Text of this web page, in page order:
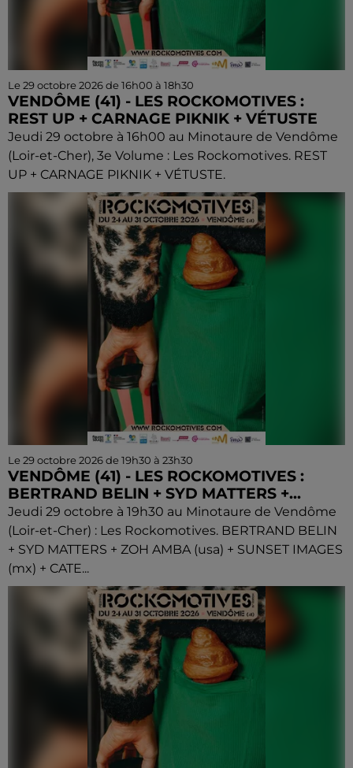
Le 29 octobre 2026 de 16h00 à 18h30
VENDÔME (41) - LES ROCKOMOTIVES :
REST UP + CARNAGE PIKNIK + VÉTUSTE
Jeudi 29 octobre à 16h00 au Minotaure de Vendôme
(Loir-et-Cher), 3e Volume : Les Rockomotives. REST
UP + CARNAGE PIKNIK + VÉTUSTE.
Le 29 octobre 2026 de 19h30 à 23h30
VENDÔME (41) - LES ROCKOMOTIVES :
BERTRAND BELIN + SYD MATTERS +...
Jeudi 29 octobre à 19h30 au Minotaure de Vendôme
(Loir-et-Cher) : Les Rockomotives. BERTRAND BELIN
+ SYD MATTERS + ZOH AMBA (usa) + SUNSET IMAGES
(mx) + CATE...